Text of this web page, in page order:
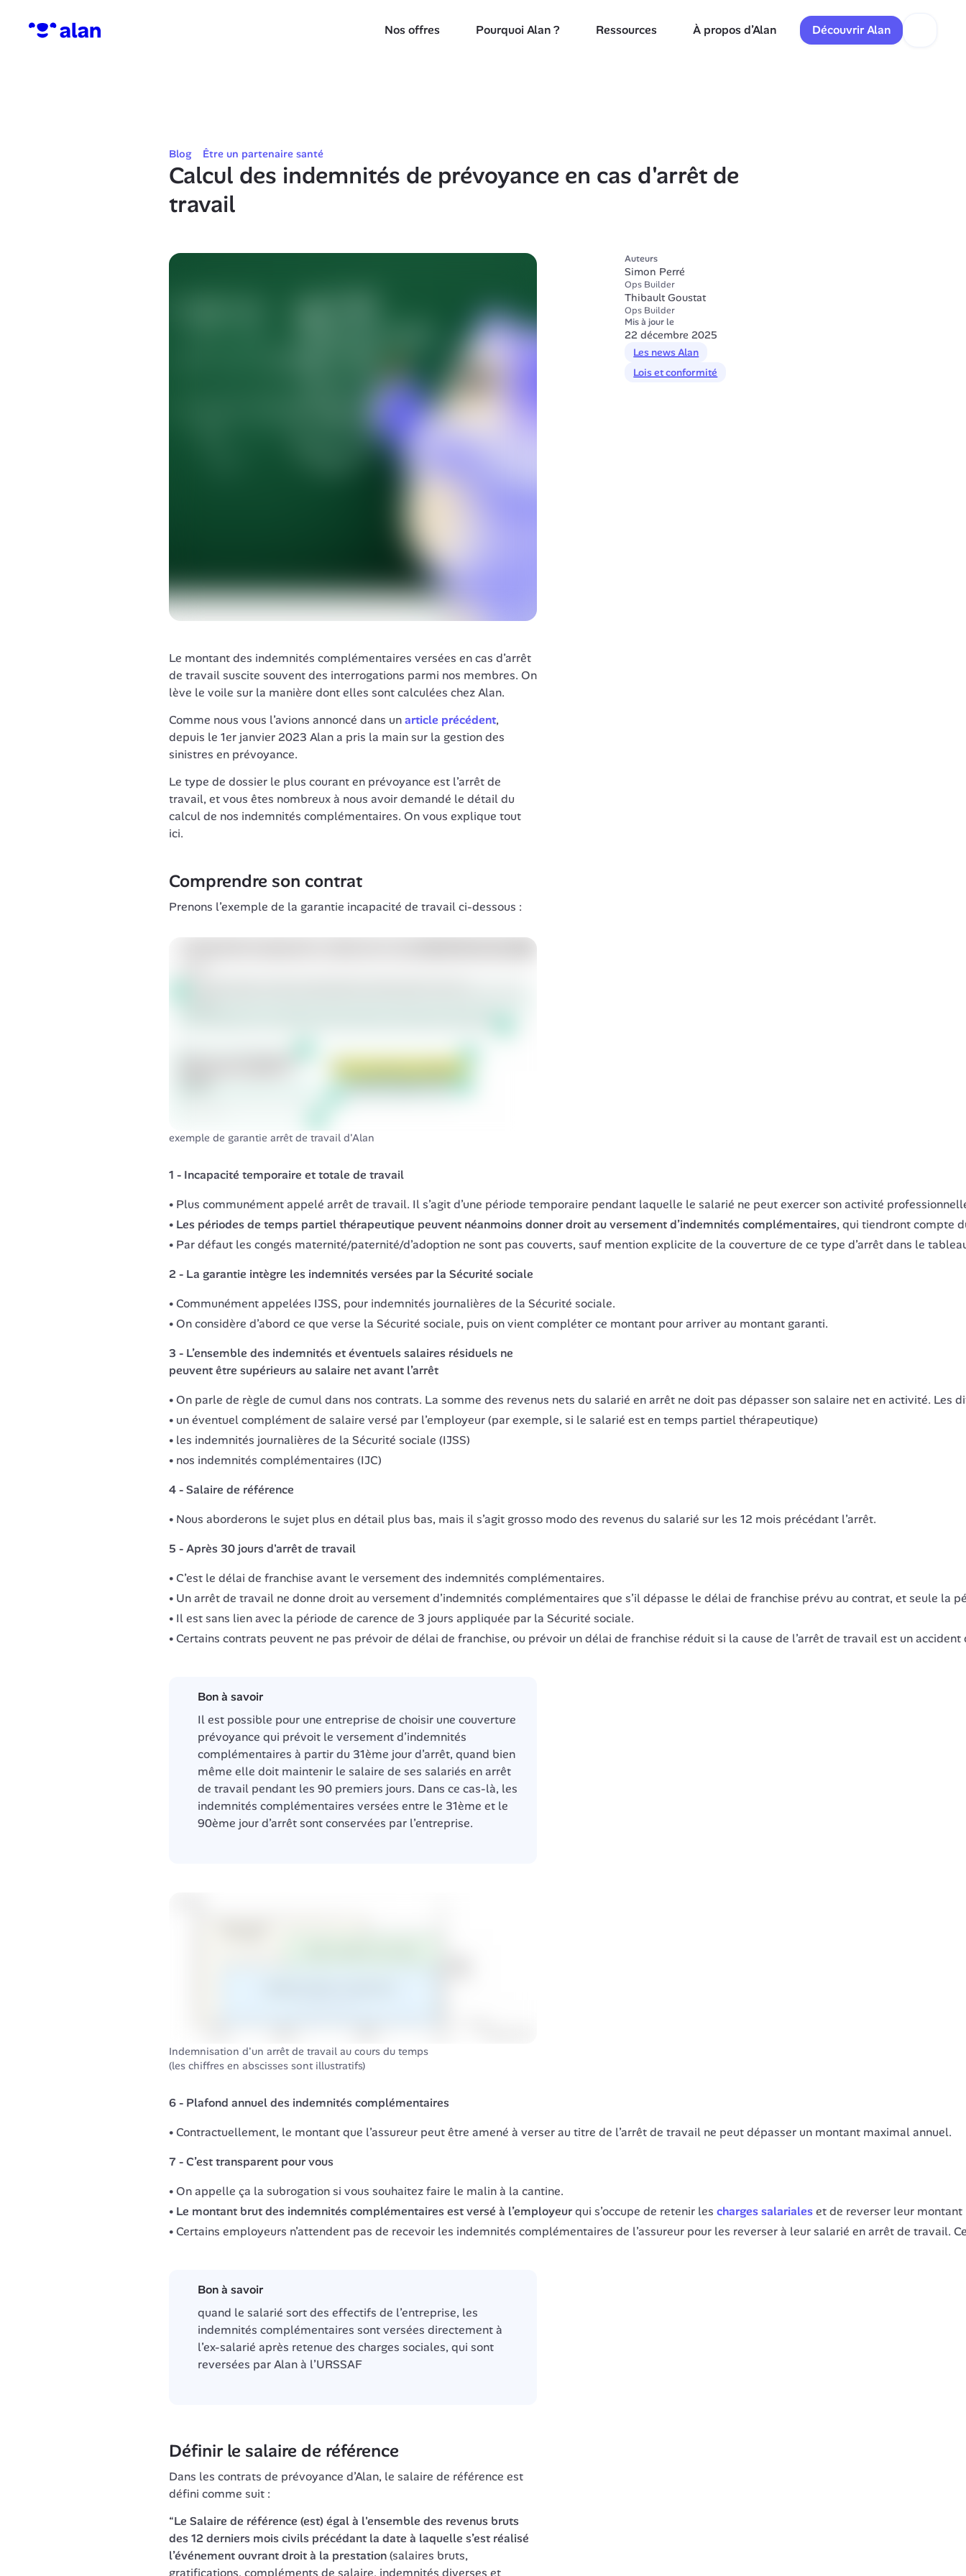
Nos offres Pourquoi Alan ? Ressources À propos d’Alan Découvrir Alan
Blog Être un partenaire santé
Calcul des indemnités de prévoyance en cas d'arrêt de
travail
Le montant des indemnités complémentaires versées en cas d’arrêt
de travail suscite souvent des interrogations parmi nos membres. On
lève le voile sur la manière dont elles sont calculées chez Alan.
Comme nous vous l’avions annoncé dans un article précédent,
depuis le 1er janvier 2023 Alan a pris la main sur la gestion des
sinistres en prévoyance.
Le type de dossier le plus courant en prévoyance est l’arrêt de
travail, et vous êtes nombreux à nous avoir demandé le détail du
calcul de nos indemnités complémentaires. On vous explique tout
ici.
Comprendre son contrat
Prenons l’exemple de la garantie incapacité de travail ci-dessous :
exemple de garantie arrêt de travail d'Alan
1 - Incapacité temporaire et totale de travail
Plus communément appelé arrêt de travail. Il s’agit d’une période temporaire pendant laquelle le salarié ne peut exercer son activité
Les périodes de temps partiel thérapeutique peuvent néanmoins donner droit au versement d’indemnités complémentaires, qui tiendront compte
Par défaut les congés maternité/paternité/d’adoption ne sont pas couverts, sauf mention explicite de la couverture de ce type d’arrêt dans le
2 - La garantie intègre les indemnités versées par la Sécurité sociale
Communément appelées IJSS, pour indemnités journalières de la Sécurité sociale.
On considère d’abord ce que verse la Sécurité sociale, puis on vient compléter ce montant pour arriver au montant garanti.
3 - L’ensemble des indemnités et éventuels salaires résiduels ne
peuvent être supérieurs au salaire net avant l’arrêt
On parle de règle de cumul dans nos contrats. La somme des revenus nets du salarié en arrêt ne doit pas dépasser son salaire net en activité.
un éventuel complément de salaire versé par l’employeur (par exemple, si le salarié est en temps partiel thérapeutique)
les indemnités journalières de la Sécurité sociale (IJSS)
nos indemnités complémentaires (IJC)
4 - Salaire de référence
Nous aborderons le sujet plus en détail plus bas, mais il s’agit grosso modo des revenus du salarié sur les 12 mois précédant l’arrêt.
5 - Après 30 jours d'arrêt de travail
C’est le délai de franchise avant le versement des indemnités complémentaires.
Un arrêt de travail ne donne droit au versement d’indemnités complémentaires que s’il dépasse le délai de franchise prévu au contrat, et seule la
Il est sans lien avec la période de carence de 3 jours appliquée par la Sécurité sociale.
Certains contrats peuvent ne pas prévoir de délai de franchise, ou prévoir un délai de franchise réduit si la cause de l’arrêt de travail est un
Bon à savoir
Il est possible pour une entreprise de choisir une couverture
prévoyance qui prévoit le versement d’indemnités
complémentaires à partir du 31ème jour d’arrêt, quand bien
même elle doit maintenir le salaire de ses salariés en arrêt
de travail pendant les 90 premiers jours. Dans ce cas-là, les
indemnités complémentaires versées entre le 31ème et le
90ème jour d’arrêt sont conservées par l’entreprise.
Indemnisation d'un arrêt de travail au cours du temps
(les chiffres en abscisses sont illustratifs)
6 - Plafond annuel des indemnités complémentaires
Contractuellement, le montant que l’assureur peut être amené à verser au titre de l’arrêt de travail ne peut dépasser un montant maximal annuel.
7 - C’est transparent pour vous
On appelle ça la subrogation si vous souhaitez faire le malin à la cantine.
Le montant brut des indemnités complémentaires est versé à l’employeurqui s’occupe de retenir les charges salarialeset de reverser leur montant
Certains employeurs n’attendent pas de recevoir les indemnités complémentaires de l’assureur pour les reverser à leur salarié en arrêt de travail.
Bon à savoir
quand le salarié sort des effectifs de l’entreprise, les
indemnités complémentaires sont versées directement à
l’ex-salarié après retenue des charges sociales, qui sont
reversées par Alan à l’URSSAF
Définir le salaire de référence
Dans les contrats de prévoyance d’Alan, le salaire de référence est
défini comme suit :
“Le Salaire de référence (est) égal à l'ensemble des revenus bruts
des 12 derniers mois civils précédant la date à laquelle s’est réalisé
l’événement ouvrant droit à la prestation (salaires bruts,
Auteurs
Simon Perré
Ops Builder
Thibault Goustat
Ops Builder
Mis à jour le
22 décembre 2025
Les news Alan
Lois et conformité